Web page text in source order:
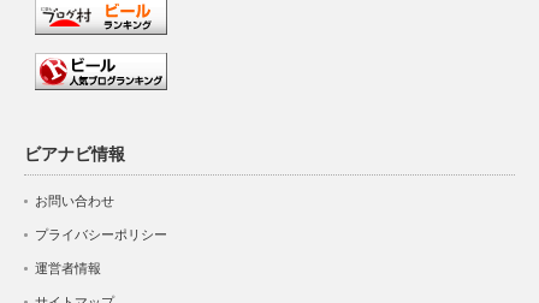
ビアナビ情報
お問い合わせ
プライバシーポリシー
運営者情報